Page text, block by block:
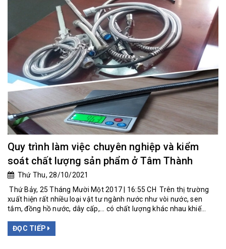
Quy trình làm việc chuyên nghiệp và kiểm
soát chất lượng sản phẩm ở Tâm Thành
Thứ Thu, 28/10/2021
Thứ Bảy, 25 Tháng Mười Một 2017 | 16:55 CH Trên thị trường
xuất hiện rất nhiều loại vật tư ngành nước như vòi nước, sen
tắm, đồng hồ nước, dây cấp,... có chất lượng khác nhau khiế...
ĐỌC TIẾP